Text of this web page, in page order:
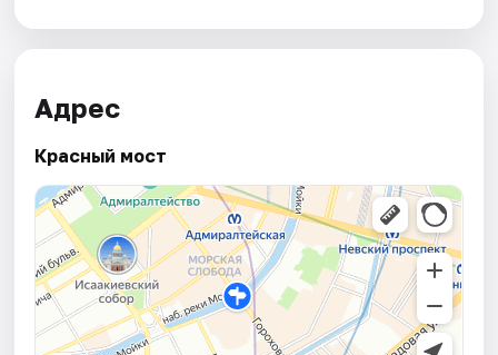
Адрес
Красный мост